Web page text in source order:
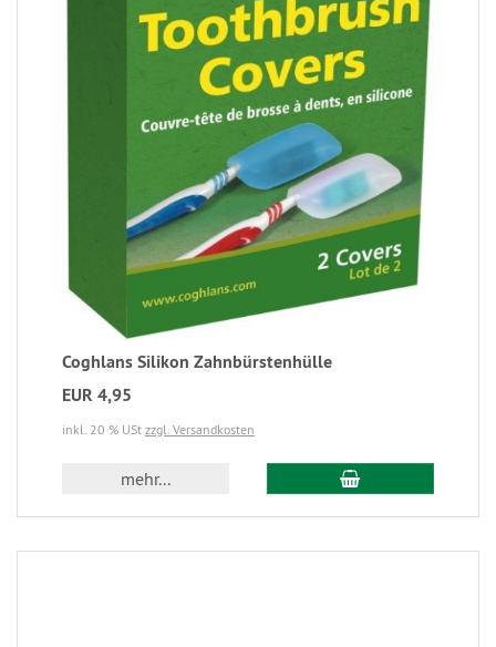
Coghlans Silikon Zahnbürstenhülle
EUR 4,95
inkl. 20 % USt zzgl. Versandkosten
mehr...